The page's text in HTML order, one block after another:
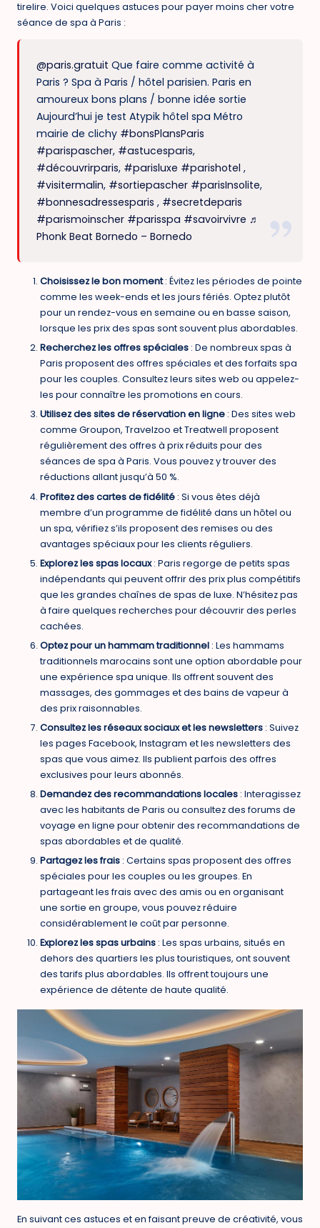
tirelire. Voici quelques astuces pour payer moins cher votre
séance de spa à Paris :
@paris.gratuit Que faire comme activité à
Paris ? Spa à Paris / hôtel parisien. Paris en
amoureux bons plans / bonne idée sortie
Aujourd’hui je test Atypik hôtel spa Métro
mairie de clichy #bonsPlansParis
#parispascher, #astucesparis,
#découvrirparis, #parisluxe #parishotel ,
#visitermalin, #sortiepascher #parisInsolite,
#bonnesadressesparis , #secretdeparis
#parismoinscher #parisspa #savoirvivre ♬
Phonk Beat Bornedo – Bornedo
Choisissez le bon moment: Évitez les périodes de pointe
comme les week-ends et les jours fériés. Optez plutôt
pour un rendez-vous en semaine ou en basse saison,
lorsque les prix des spas sont souvent plus abordables.
Recherchez les offres spéciales : De nombreux spas à
Paris proposent des offres spéciales et des forfaits spa
pour les couples. Consultez leurs sites web ou appelez-
les pour connaître les promotions en cours.
Utilisez des sites de réservation en ligne : Des sites web
comme Groupon, Travelzoo et Treatwell proposent
régulièrement des offres à prix réduits pour des
séances de spa à Paris. Vous pouvez y trouver des
réductions allant jusqu’à 50 %.
Profitez des cartes de fidélité : Si vous êtes déjà
membre d’un programme de fidélité dans un hôtel ou
un spa, vérifiez s’ils proposent des remises ou des
avantages spéciaux pour les clients réguliers.
Explorez les spas locaux: Paris regorge de petits spas
indépendants qui peuvent offrir des prix plus compétitifs
que les grandes chaînes de spas de luxe. N’hésitez pas
à faire quelques recherches pour découvrir des perles
cachées.
Optez pour un hammam traditionnel : Les hammams
traditionnels marocains sont une option abordable pour
une expérience spa unique. Ils offrent souvent des
massages, des gommages et des bains de vapeur à
des prix raisonnables.
Consultez les réseaux sociaux et les newsletters : Suivez
les pages Facebook, Instagram et les newsletters des
spas que vous aimez. Ils publient parfois des offres
exclusives pour leurs abonnés.
Demandez des recommandations locales : Interagissez
avec les habitants de Paris ou consultez des forums de
voyage en ligne pour obtenir des recommandations de
spas abordables et de qualité.
Partagez les frais : Certains spas proposent des offres
spéciales pour les couples ou les groupes. En
partageant les frais avec des amis ou en organisant
une sortie en groupe, vous pouvez réduire
considérablement le coût par personne.
Explorez les spas urbains : Les spas urbains, situés en
dehors des quartiers les plus touristiques, ont souvent
des tarifs plus abordables. Ils offrent toujours une
expérience de détente de haute qualité.
En suivant ces astuces et en faisant preuve de créativité, vous